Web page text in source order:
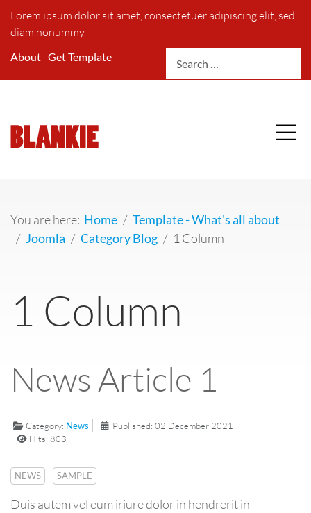
Lorem ipsum dolor sit amet, consectetuer adipiscing elit, sed
diam nonummy
About Get Template
You are here: Home
Template - What's all about
Joomla
Category Blog 1 Column
1 Column
News Article 1
Category: News
Published: 02 December 2021
Hits: 803
NEWS SAMPLE
Duis autem vel eum iriure dolor in hendrerit in